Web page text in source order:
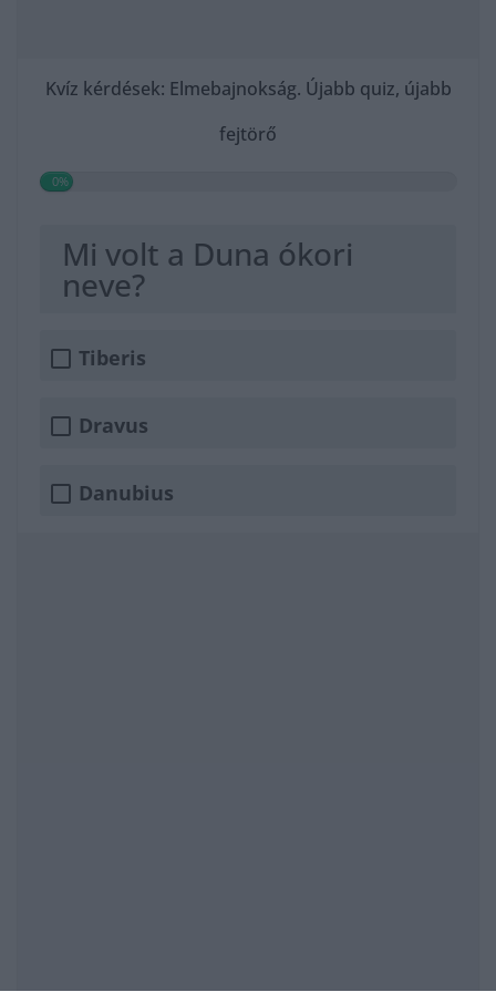
Kvíz kérdések: Elmebajnokság. Újabb quiz, újabb
fejtörő
0%
Mi volt a Duna ókori
neve?
Tiberis
Dravus
Danubius